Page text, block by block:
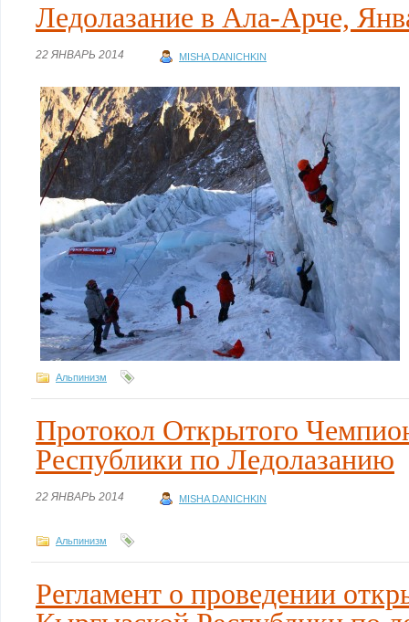
Ледолазание в Ала-Арче,
22 ЯНВАРЬ 2014 MISHA DANICHKIN
Альпинизм
Протокол Открытого
Республики по Ледолазанию
22 ЯНВАРЬ 2014 MISHA DANICHKIN
Альпинизм
Регламент о проведении